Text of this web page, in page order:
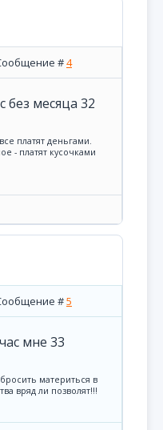
#4
без месяца 32
платят деньгами.
- платят кусочками
#5
мне 33
материться в
вряд ли позволят!!!